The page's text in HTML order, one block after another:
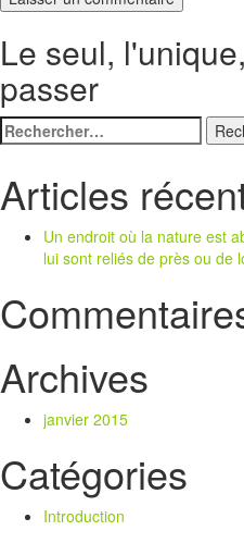
Le seul,
passer
Rechercher :
Articles
Un endroit où la nature est
lui sont reliés de près ou de
Archives
janvier 2015
Catégories
Introduction